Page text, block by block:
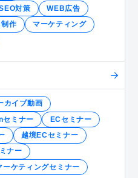
対策
WEB広告
作
マーケティング
カイブ動画
ミナー
ECセミナー
越境ECセミナー
ナー
ーケティングセミナー